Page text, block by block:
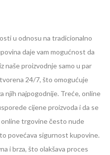
u odnosu na tradicionalno
daje vam mogućnost da
naše proizvodnje samo u par
24/7, što omogućuje
njih najpogodnije. Treće, online
cijene proizvoda i da se
trgovine često nude
povećava sigurnost kupovine.
i brza, što olakšava proces